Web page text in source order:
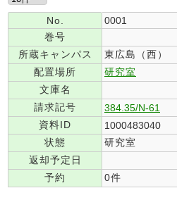
No.
0001
巻号
所蔵キャンパス
東広島（西）
配置場所
研究室
文庫名
請求記号
384.35/N-61
資料ID
1000483040
状態
研究室
返却予定日
予約
0件